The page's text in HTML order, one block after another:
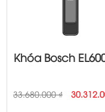
Khóa Bosch
33.680.000₫
Original